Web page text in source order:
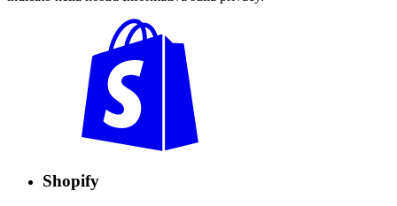
Shopify